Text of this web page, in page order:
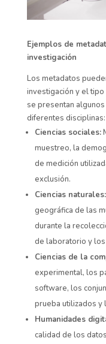
Ejemplos de
investigación
Los metadatos
investigación y el
se presentan
diferentes disciplinas:
Ciencias sociales:
muestreo, la
de medición
exclusión.
Ciencias naturales:
geográfica de las
durante la
de laboratorio y
Ciencias de la
experimental, los
software, los
prueba utilizados y
Humanidades
calidad de los